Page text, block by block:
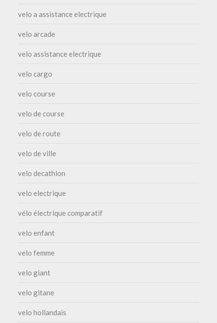
velo a assistance electrique
velo arcade
velo assistance electrique
velo cargo
velo course
velo de course
velo de route
velo de ville
velo decathlon
velo electrique
vélo électrique comparatif
velo enfant
velo femme
velo giant
velo gitane
velo hollandais